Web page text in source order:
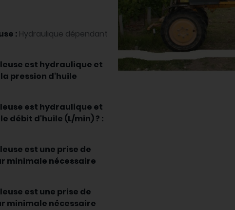
: Hydraulique dépendant
est hydraulique et
pression d'huile
est hydraulique et
débit d'huile (L/min) ? :
est une prise de
minimale nécessaire
est une prise de
minimale nécessaire